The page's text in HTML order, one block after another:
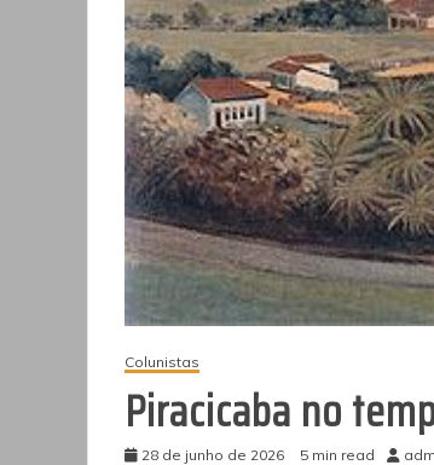
Colunistas
Piracicaba no
28 de junho de 2026 5 min read